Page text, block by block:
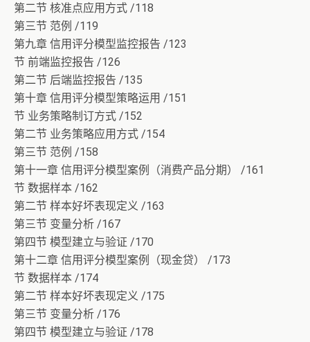
第二节 核准点应用方式 /118
第三节 范例 /119
第九章 信用评分模型监控报告 /123
节 前端监控报告 /126
第二节 后端监控报告 /135
第十章 信用评分模型策略运用 /151
节 业务策略制订方式 /152
第二节 业务策略应用方式 /154
第三节 范例 /158
第十一章 信用评分模型案例（消费产品分期） /161
节 数据样本 /162
第二节 样本好坏表现定义 /163
第三节 变量分析 /167
第四节 模型建立与验证 /170
第十二章 信用评分模型案例（现金贷） /173
节 数据样本 /174
第二节 样本好坏表现定义 /175
第三节 变量分析 /176
第四节 模型建立与验证 /178